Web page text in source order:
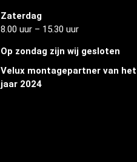
Zaterdag
8.00 uur – 15.30 uur
Op zondag zijn wij gesloten
Velux montagepartner van het
jaar 2024